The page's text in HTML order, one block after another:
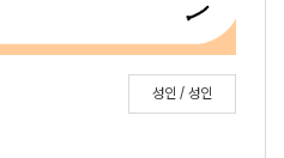
성인 / 성인